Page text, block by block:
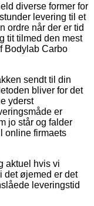
diverse former for
levering til et
ordre når der er tid
tit tilmed den mest
Bodylab Carbo
sendt til din
bliver for det
yderst
er
jo står og falder
online firmaets
aktuel hvis vi
det øjemed er det
leveringstid